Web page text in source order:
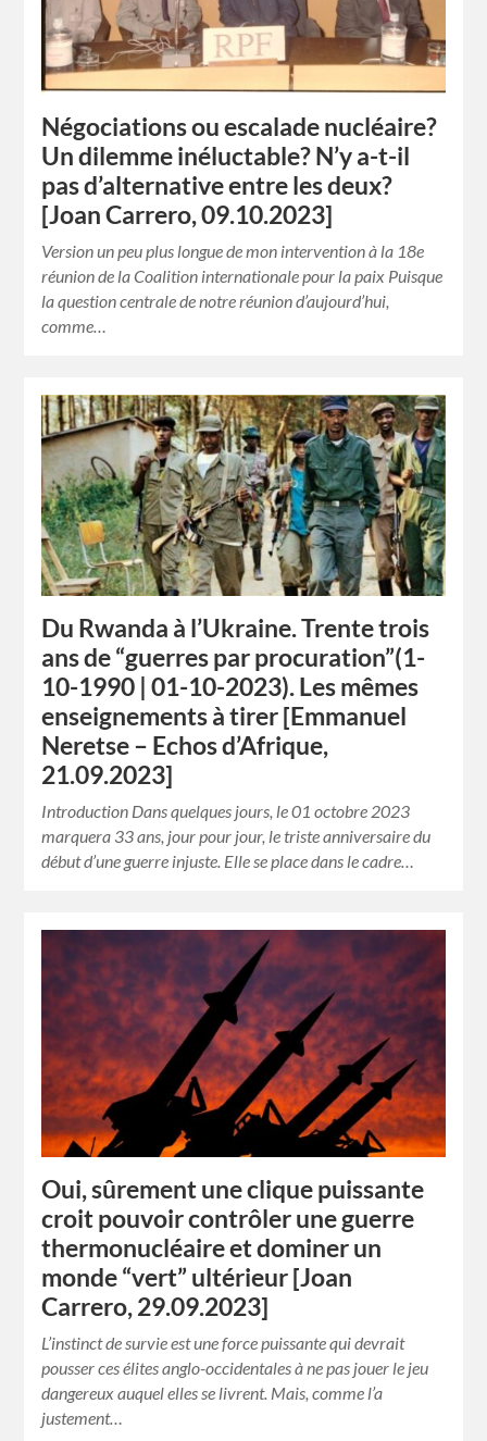
Négociations ou escalade nucléaire?
Un dilemme inéluctable? N’y a-t-il
pas d’alternative entre les deux?
[Joan Carrero, 09.10.2023]
Version un peu plus longue de mon intervention à la 18e
réunion de la Coalition internationale pour la paix Puisque
la question centrale de notre réunion d’aujourd’hui,
comme…
Du Rwanda à l’Ukraine. Trente trois
ans de “guerres par procuration”(1-
10-1990 | 01-10-2023). Les mêmes
enseignements à tirer [Emmanuel
Neretse – Echos d’Afrique,
21.09.2023]
Introduction Dans quelques jours, le 01 octobre 2023
marquera 33 ans, jour pour jour, le triste anniversaire du
début d’une guerre injuste. Elle se place dans le cadre…
Oui, sûrement une clique puissante
croit pouvoir contrôler une guerre
thermonucléaire et dominer un
monde “vert” ultérieur [Joan
Carrero, 29.09.2023]
L’instinct de survie est une force puissante qui devrait
pousser ces élites anglo-occidentales à ne pas jouer le jeu
dangereux auquel elles se livrent. Mais, comme l’a
justement…